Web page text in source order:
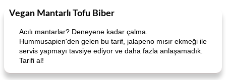
40dakika
Pork
Vegan Mantarlı Tofu Biber
Acılı mantarlar? Deneyene kadar çalma.
Hummusapien'den gelen bu tarif, jalapeno mısır ekmeği ile
servis yapmayı tavsiye ediyor ve daha fazla anlaşamadık.
Tarifi al!